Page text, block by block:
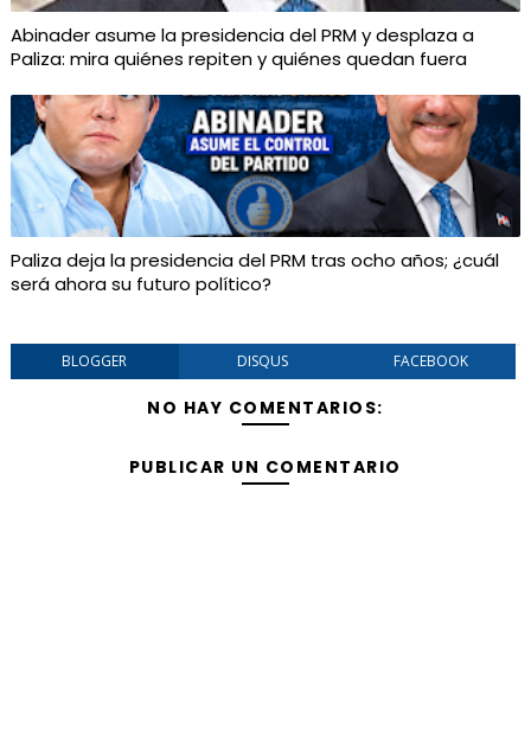
Abinader asume la presidencia del PRM y desplaza a
Paliza: mira quiénes repiten y quiénes quedan fuera
Paliza deja la presidencia del PRM tras ocho años; ¿cuál
será ahora su futuro político?
BLOGGER DISQUS FACEBOOK
NO HAY COMENTARIOS:
PUBLICAR UN COMENTARIO